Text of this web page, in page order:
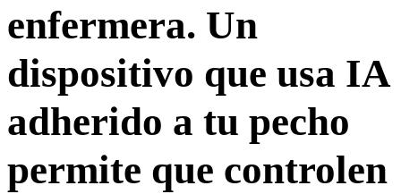
enfermera. Un
dispositivo que usa IA
adherido a tu pecho
permite que controlen